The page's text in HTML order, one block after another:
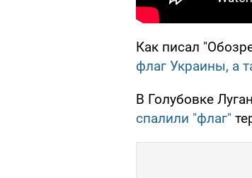
Как писал
флаг Украины, а
В Голубовке
спалили "флаг"